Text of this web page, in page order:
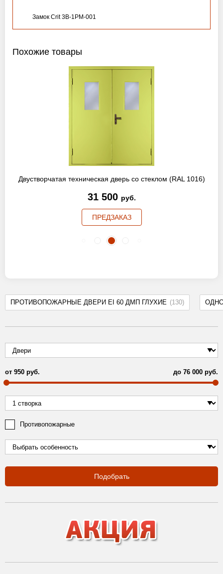
ПРОТИВОПОЖАРНЫЕ ДВЕРИ EI 60 ДМП ГЛУХИЕ (130)
от 950 руб. до 76 000 руб.
Противопожарные
Подобрать
Замок Crit 3B-1PM-001
Похожие товары
Двустворчатая техническая дверь со стеклом (RAL 1016)
31 500 руб.
ПРЕДЗАКАЗ